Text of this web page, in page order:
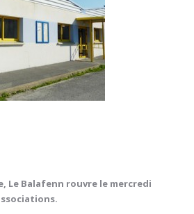
Le Balafenn rouvre le mercredi